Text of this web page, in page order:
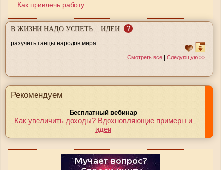
Как привлечь работу
В ЖИЗНИ НАДО УСПЕТЬ... ИДЕИ ?
разучить танцы народов мира
Смотреть все | Следующую >>
Рекомендуем
Бесплатный вебинар
Как увеличить доходы? Вдохновляющие примеры и
идеи